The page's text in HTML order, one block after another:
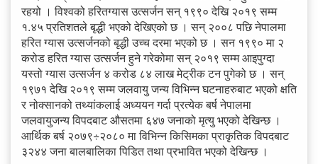
रहयो । विश्वको हरितग्यास उत्सर्जन सन् १९९० देखि २०१९ सम्म
१.४५ प्रतिशतले बृद्धी भएको देखिएको छ । सन् २००८ पछि नेपालमा
हरित ग्यास उत्सर्जनको बृद्धी उच्च दरमा भएको छ । सन १९९० मा २
करोड हरित ग्यास उत्सर्जन हुने गरेकोमा सन् २०१९ सम्म आइपुग्दा
यस्तो ग्यास उत्सर्जन ४ करोड ८४ लाख मेट्रीक टन पुगेको छ । सन्
१९७१ देखि २०१९ सम्म जलवायु जन्य विभिन्न घटनाहरुबाट भएको क्षति
र नोक्सानको तथ्यांकलाई अध्ययन गर्दा प्रत्येक बर्ष नेपालमा
जलवायुजन्य विपदबाट औसतमा ६४७ जनाको मृत्यु भएको देखिन्छ ।
आर्थिक बर्ष २०७९÷२०८० मा विभिन्न किसिमका प्राकृतिक विपदबाट
३२४४ जना बालबालिका पिडित तथा प्रभावित भएको देखिन्छ ।